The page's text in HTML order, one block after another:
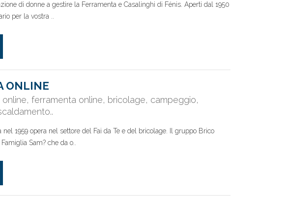
di donne a gestire la Ferramenta e Casalinghi di Fénis. Aperti dal 1950
per la vostra ..
ONLINE
ferramenta online, bricolage, campeggio,
nel 1959 opera nel settore del Fai da Te e del bricolage. Il gruppo Brico
Sam? che da o..